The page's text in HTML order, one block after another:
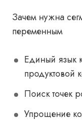
Зачем нужна
переменным
Единый язык
продуктовой
Поиск точек
Упрощение